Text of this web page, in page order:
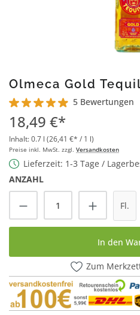
Olmeca Gold
Durchschnittliche Bewertung
5 Bewertungen
18,49 €*
Inhalt:0.7 l (26,41 €* / 1 l)
Preise inkl. MwSt. zzgl. Versandkosten
Lieferzeit: 1-3 Tage /
ANZAHL
Produkt Anzahl: Fl.
In den
Zum